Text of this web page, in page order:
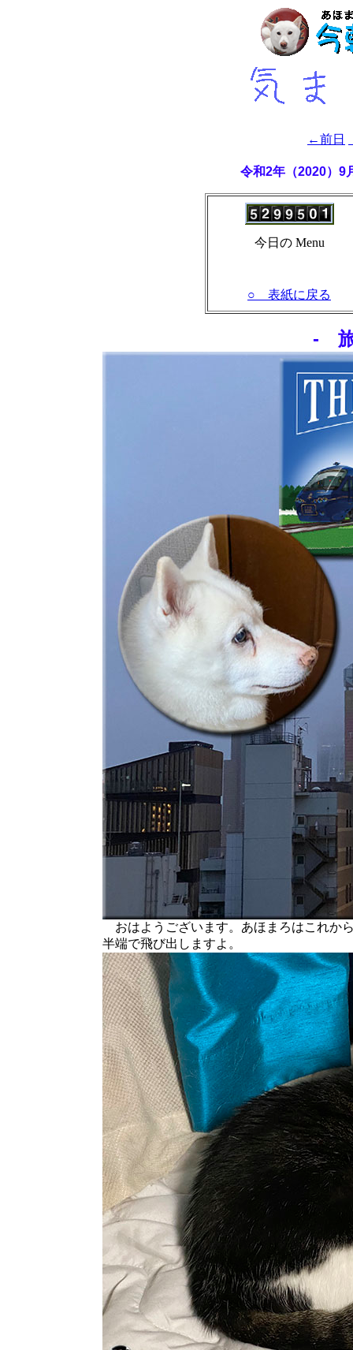
←前日
令和2年（2020）
今日の Menu
○ 表紙に戻る
-
おはようございます。あほまろはこれか
半端で飛び出しますよ。